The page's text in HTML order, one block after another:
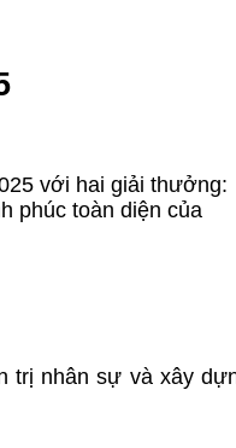
với hai giải thưởng:
phúc toàn diện của
trị nhân sự và xây